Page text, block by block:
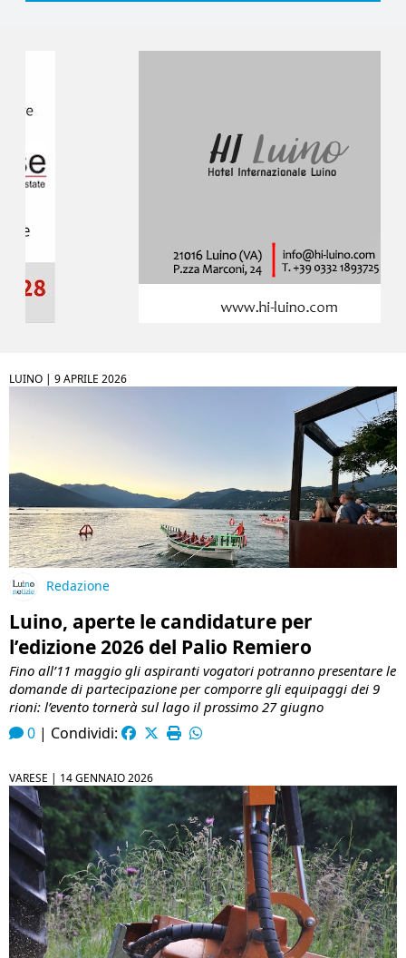
LUINO | 9 APRILE 2026
Redazione
Luino, aperte le candidature per
l’edizione 2026 del Palio Remiero
Fino all’11 maggio gli aspiranti vogatori potranno presentare le
domande di partecipazione per comporre gli equipaggi dei 9
rioni: l’evento tornerà sul lago il prossimo 27 giugno
0 | Condividi:
VARESE | 14 GENNAIO 2026